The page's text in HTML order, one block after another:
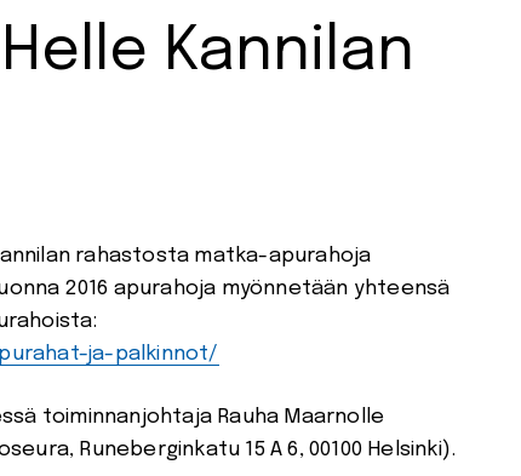
Kannilan
rahastosta matka-apurahoja
2016 apurahoja myönnetään yhteensä
ja-palkinnot/
toiminnanjohtaja Rauha Maarnolle
Runeberginkatu 15 A 6, 00100 Helsinki).